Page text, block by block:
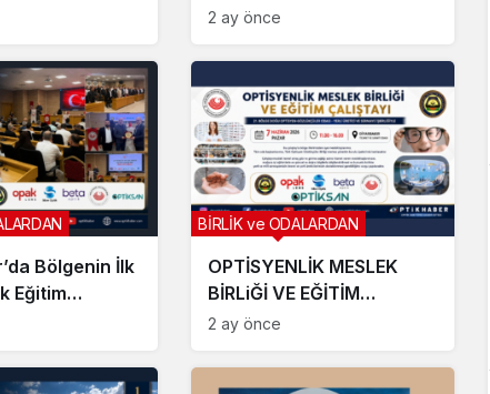
Tık
Olmasın”
Yönetiminden SGK
Ziyaret
2 ay önce
Bölgenin İlk
Eğitim
OPTİSYENLİK MESLEK
BİRLiĞİ VE EĞİTİM
ÇALIŞTAYI
BİRLİK ve ODALARDAN
2 ay önce